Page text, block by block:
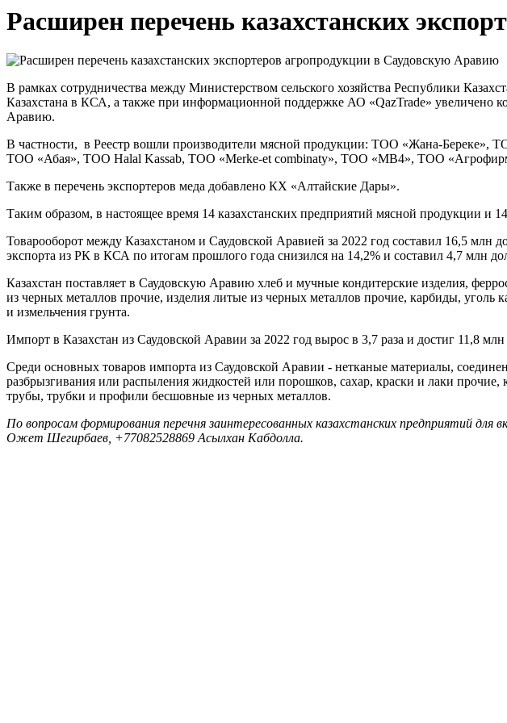
Расширен перечень казахстанских
В рамках сотрудничества между Министерством сельского хозяйства Республики
Казахстана в КСА, а также при информационной поддержке АО «QazTrade» увеличено
Аравию.
В частности, в Реестр вошли производители мясной продукции: ТОО «Жана-
ТОО «Абая», ТОО Halal Kassab, ТОО «Merke-et combinaty», ТОО «MB4», ТОО
Также в перечень экспортеров меда добавлено КХ «Алтайские Дары».
Таким образом, в настоящее время 14 казахстанских предприятий мясной продукции и
Товарооборот между Казахстаном и Саудовской Аравией за 2022 год составил 16,5
экспорта из РК в КСА по итогам прошлого года снизился на 14,2% и составил 4,7 млн
Казахстан поставляет в Саудовскую Аравию хлеб и мучные кондитерские изделия,
из черных металлов прочие, изделия литые из черных металлов прочие, карбиды,
и измельчения грунта.
Импорт в Казахстан из Саудовской Аравии за 2022 год вырос в 3,7 раза и достиг 11,8 млн
Среди основных товаров импорта из Саудовской Аравии - нетканые материалы,
разбрызгивания или распыления жидкостей или порошков, сахар, краски и лаки
трубы, трубки и профили бесшовные из черных металлов.
По вопросам формирования перечня заинтересованных казахстанских предприятий
Ожет Шегирбаев, +77082528869 Асылхан Кабдолла.